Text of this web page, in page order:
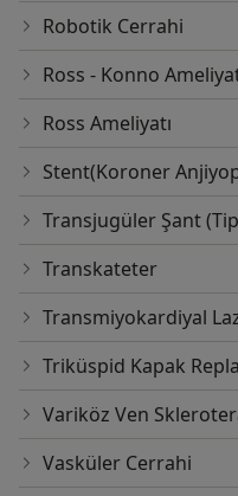
Robotik Cerrahi
Ross - Konno
Ross Ameliyatı
Stent(Koroner
Transjugüler Şant
Transkateter
Transmiyokardiyal
Triküspid Kapak
Variköz Ven
Vasküler Cerrahi